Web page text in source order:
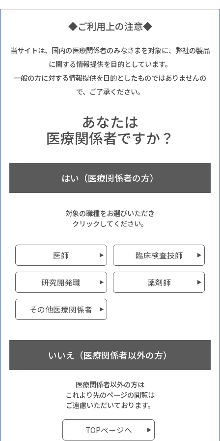
◆ご利用上の注意◆
当サイトは、国内の医療関係者のみなさまを対象に、弊社の製品
に関する情報提供を目的としています。
一般の方に対する情報提供を目的としたものではありませんの
で、ご了承ください。
あなたは
医療関係者ですか？
はい（医療関係者の方）
対象の職種をお選びいただき
クリックしてください。
医師 臨床検査技師
研究開発職 薬剤師
その他医療関係者
いいえ（医療関係者以外の方）
医療関係者以外の方は
これより先のページの閲覧は
ご遠慮いただいております。
TOPページへ